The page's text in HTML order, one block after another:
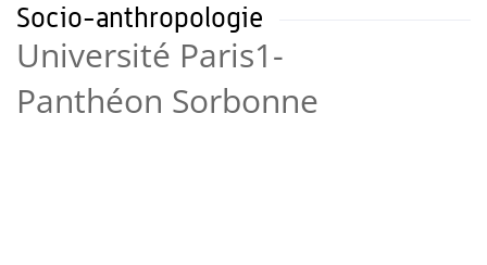
Socio-anthropologie
Université Paris1-
Panthéon Sorbonne